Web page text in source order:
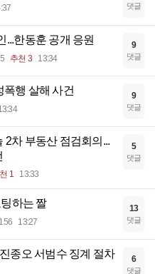
댓글
...한동훈 공개 응원
추천 3 13:34
9
댓글
폭행 살해 사건 9
댓글
2차 부동산 점검회의...
1 13:33
5
댓글
하는 짤
13:27
13
댓글
종오 서범수 징계 절차
6
댓글